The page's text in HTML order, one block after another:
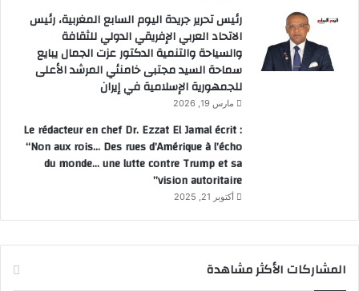
رئيس تحرير جريدة اليوم السابع المغربية، رئيس
الاتحاد العربي الإفريقي الدولي للثقافة
والسياحة والتنمية الدكتور عزت الجمال يبايع
سماحة السيد مجتبى خامنئي المرشد الأعلى
للجمهورية الإسلامية في إيران
مارس 19, 2026
Le rédacteur en chef Dr. Ezzat El Jamal écrit :
“Non aux rois… Des rues d’Amérique à l’écho
du monde… une lutte contre Trump et sa
vision autoritaire”
أكتوبر 21, 2025
المشاركات الأكثر مشاهدة